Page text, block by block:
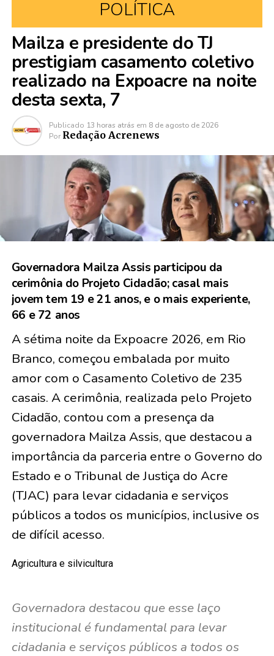
POLÍTICA
Mailza e presidente do TJ
prestigiam casamento coletivo
realizado na Expoacre na noite
desta sexta, 7
Publicado 13 horas atrás em 8 de agosto de 2026
Por Redação Acrenews
Governadora Mailza Assis participou da
cerimônia do Projeto Cidadão; casal mais
jovem tem 19 e 21 anos, e o mais experiente,
66 e 72 anos
A sétima noite da Expoacre 2026, em Rio
Branco, começou embalada por muito
amor com o Casamento Coletivo de 235
casais. A cerimônia, realizada pelo Projeto
Cidadão, contou com a presença da
governadora Mailza Assis, que destacou a
importância da parceria entre o Governo do
Estado e o Tribunal de Justiça do Acre
(TJAC) para levar cidadania e serviços
públicos a todos os municípios, inclusive os
de difícil acesso.
Agricultura e silvicultura
Governadora destacou que esse laço
institucional é fundamental para levar
cidadania e serviços públicos a todos os